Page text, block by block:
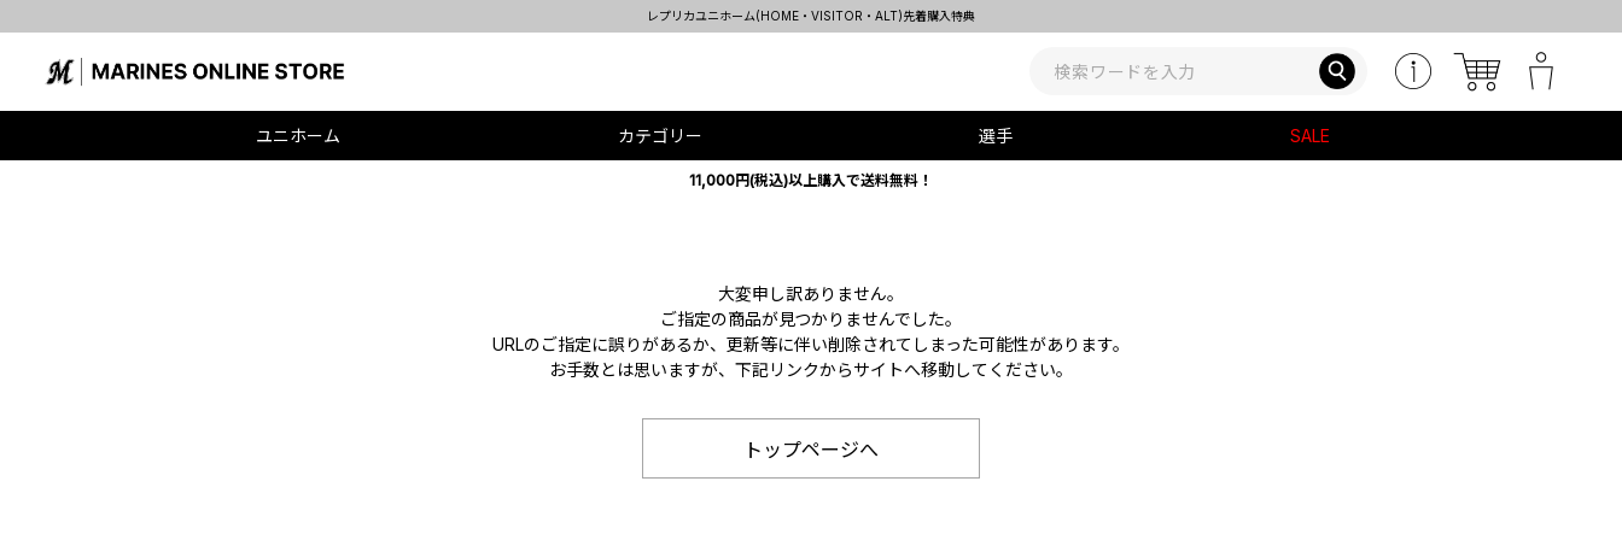
レプリカユニホーム(HOME・VISITOR・ALT)先着購入特典
ユニホーム カテゴリー 選手 SALE
11,000円(税込)以上購入で送料無料！
大変申し訳ありません。
ご指定の商品が見つかりませんでした。
URLのご指定に誤りがあるか、更新等に伴い削除されてしまった可能性があります。
お手数とは思いますが、下記リンクからサイトへ移動してください。
トップページへ